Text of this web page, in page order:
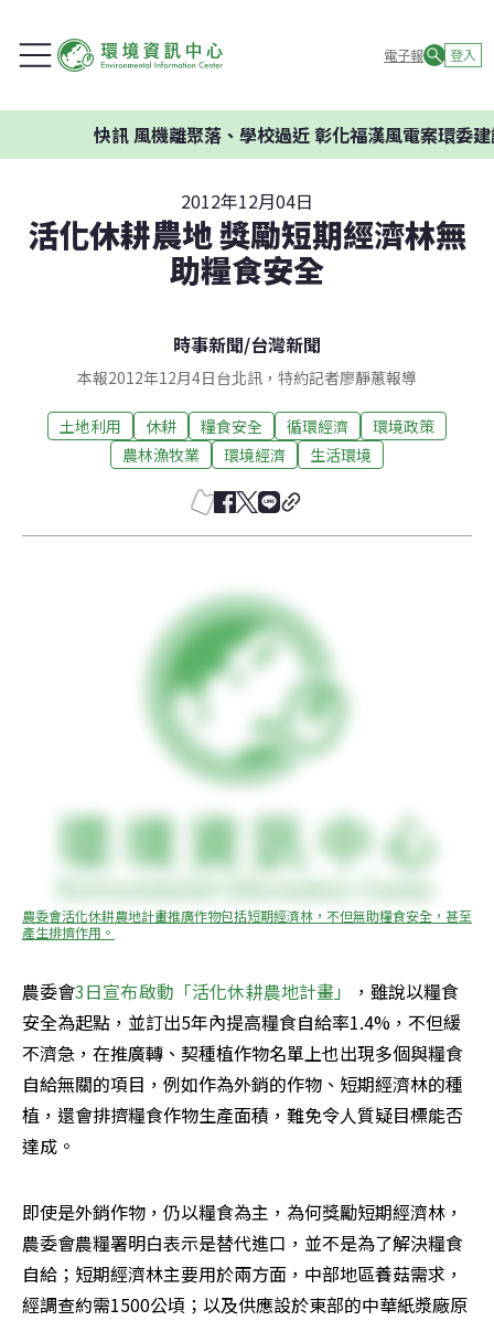
電子報 登入
快訊風機離聚落、學校過近 彰化福漢風電案環委建
2012年12月04日
活化休耕農地 獎勵短期經濟林無
助糧食安全
時事新聞/台灣新聞
本報2012年12月4日台北訊，特約記者廖靜蕙報導
土地利用 休耕 糧食安全 循環經濟
環境政策
農林漁牧業
環境經濟 生活環境
農委會活化休耕農地計畫推廣作物包括短期經濟林，不但無助糧食安全，甚至
產生排擠作用。
農委會3日宣布啟動「活化休耕農地計畫」
，雖說以糧食
安全為起點，並訂出5年內提高糧食自給率1.4%，不但緩
不濟急，在推廣轉、契種植作物名單上也出現多個與糧食
自給無關的項目，例如作為外銷的作物、短期經濟林的種
植，還會排擠糧食作物生產面積，難免令人質疑目標能否
達成。
即使是外銷作物，仍以糧食為主，為何獎勵短期經濟林，
農委會農糧署明白表示是替代進口，並不是為了解決糧食
自給；短期經濟林主要用於兩方面，中部地區養菇需求，
經調查約需1500公頃；以及供應設於東部的中華紙漿廠原